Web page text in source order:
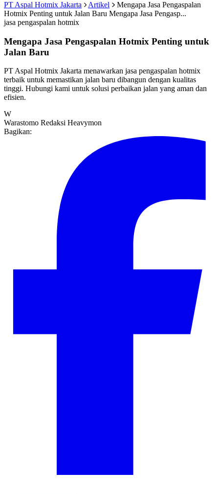
PT Aspal Hotmix Jakarta
Artikel
Mengapa Jasa Pengaspalan
Hotmix Penting untuk Jalan Baru Mengapa Jasa Pengasp...
jasa pengaspalan hotmix
Mengapa Jasa Pengaspalan Hotmix Penting untuk
Jalan Baru
PT Aspal Hotmix Jakarta menawarkan jasa pengaspalan hotmix
terbaik untuk memastikan jalan baru dibangun dengan kualitas
tinggi. Hubungi kami untuk solusi perbaikan jalan yang aman dan
efisien.
W
Warastomo Redaksi Heavymon
Bagikan: